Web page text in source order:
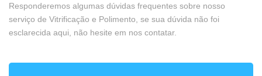
Responderemos algumas dúvidas frequentes sobre nosso
serviço de Vitrificação e Polimento, se sua dúvida não foi
esclarecida aqui, não hesite em nos contatar.